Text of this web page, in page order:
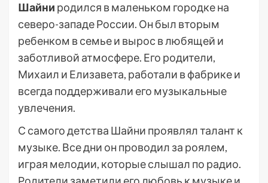
Шайни родился в маленьком городке на
северо-западе России. Он был вторым
ребенком в семье и вырос в любящей и
заботливой атмосфере. Его родители,
Михаил и Елизавета, работали в фабрике и
всегда поддерживали его музыкальные
увлечения.
С самого детства Шайни проявлял талант к
музыке. Все дни он проводил за роялем,
играя мелодии, которые слышал по радио.